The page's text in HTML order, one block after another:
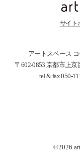
サイト
アートスペース
〒602-0853 京都市上
tel & fax 050-
©2026